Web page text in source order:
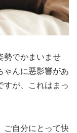
勢でかまいませ
ゃんに悪影響があ
すが、これはまっ
ご自分にとって快